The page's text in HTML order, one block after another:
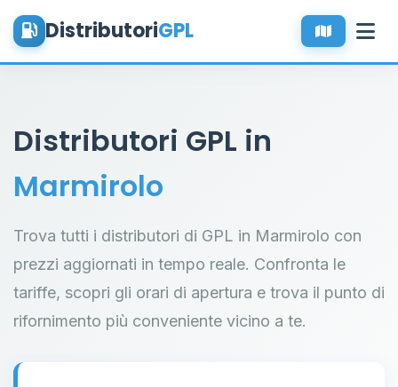
DistributoriGPL
Distributori GPL in
Marmirolo
Trova tutti i distributori di GPL in Marmirolo con
prezzi aggiornati in tempo reale. Confronta le
tariffe, scopri gli orari di apertura e trova il punto di
rifornimento più conveniente vicino a te.